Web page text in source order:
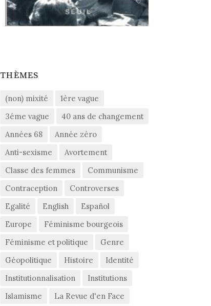
THÈMES
(non) mixité
1ère vague
3éme vague
40 ans de changement
Années 68
Année zéro
Anti-sexisme
Avortement
Classe des femmes
Communisme
Contraception
Controverses
Egalité
English
Español
Europe
Féminisme bourgeois
Féminisme et politique
Genre
Géopolitique
Histoire
Identité
Institutionnalisation
Institutions
Islamisme
La Revue d'en Face